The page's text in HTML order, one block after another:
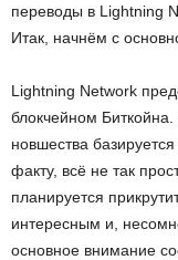
переводы в Lightning
Итак, начнём с
Lightning Network
блокчейном Биткойна.
новшества
факту, всё не так
планируется
интересным и,
основное внимание